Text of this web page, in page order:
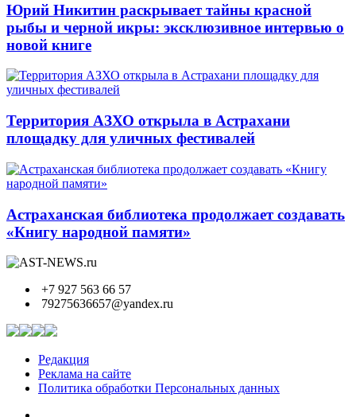
Юрий Никитин раскрывает тайны красной
рыбы и черной икры: эксклюзивное интервью о
новой книге
Территория АЗХО открыла в Астрахани
площадку для уличных фестивалей
Астраханская библиотека продолжает создавать
«Книгу народной памяти»
+7 927 563 66 57
79275636657@yandex.ru
Редакция
Реклама на сайте
Политика обработки Персональных данных